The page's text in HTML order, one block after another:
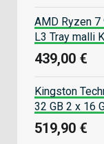
AMD Ryzen
L3 Tray malli
439,00 €
Kingston
32 GB 2 x 16
519,90 €